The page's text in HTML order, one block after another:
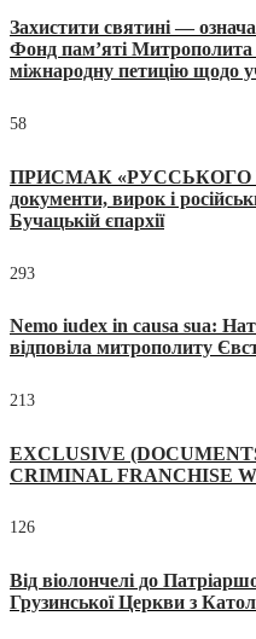
Захистити святині —
Фонд пам’яті Митрополита
міжнародну петицію щодо
58
ПРИСМАК «РУССЬКОГО
документи, вирок і
Бучацькій єпархії
293
Nemo iudex in causa sua:
відповіла митрополиту
213
EXCLUSIVE
CRIMINAL FRANCHISE
126
Від віолончелі до
Грузинської Церкви з